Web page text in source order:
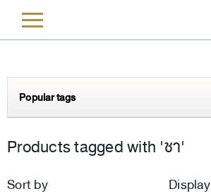
Popular tags
Products tagged with 'ชา'
Sort by
Display